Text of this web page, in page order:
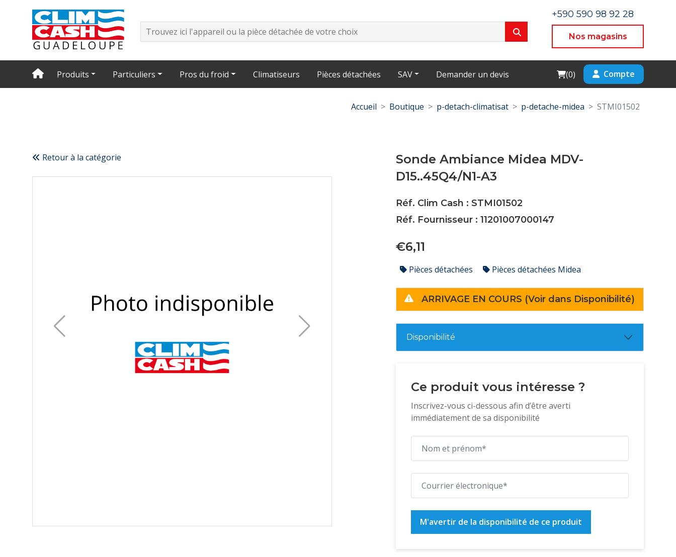
+590 590 98 92 28
Nos magasins
Produits Particuliers Pros du froid Climatiseurs Pièces détachées SAV Demander un devis Cart
(0) Compte
Accueil Boutique p-detach-climatisat p-detache-midea STMI01502
Retour à la catégorie
Sonde Ambiance Midea MDV-
D15..45Q4/N1-A3
Réf. Clim Cash : STMI01502
Réf. Fournisseur : 11201007000147
€6,11
Pièces détachées Pièces détachées Midea
ARRIVAGE EN COURS (Voir dans Disponibilité)
Disponibilité
Ce produit vous intéresse ?
Inscrivez-vous ci-dessous afin d’être averti
immédiatement de sa disponibilité
M'avertir de la disponibilité de ce produit